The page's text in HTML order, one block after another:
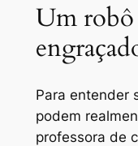
Um robô
Para entender
podem
professora de